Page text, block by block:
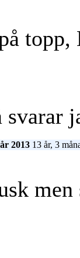
topp,
2013 13 år, 3